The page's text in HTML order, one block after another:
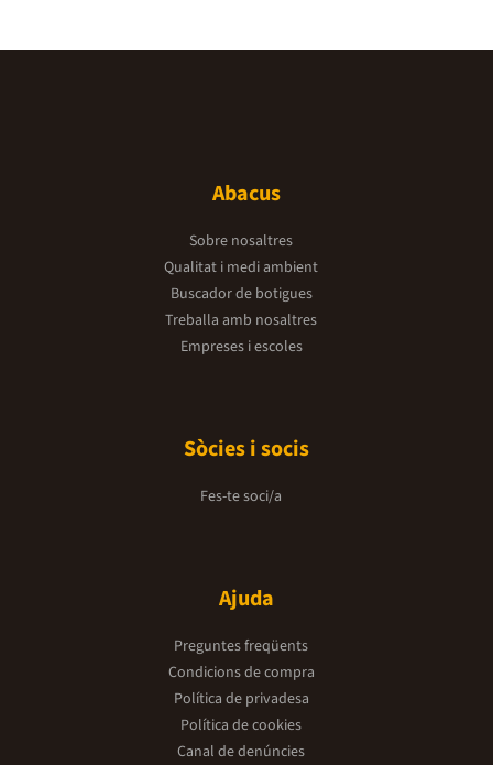
Abacus
Sobre nosaltres
Qualitat i medi ambient
Buscador de botigues
Treballa amb nosaltres
Empreses i escoles
Sòcies i socis
Fes-te soci/a
Ajuda
Preguntes freqüents
Condicions de compra
Política de privadesa
Política de cookies
Canal de denúncies